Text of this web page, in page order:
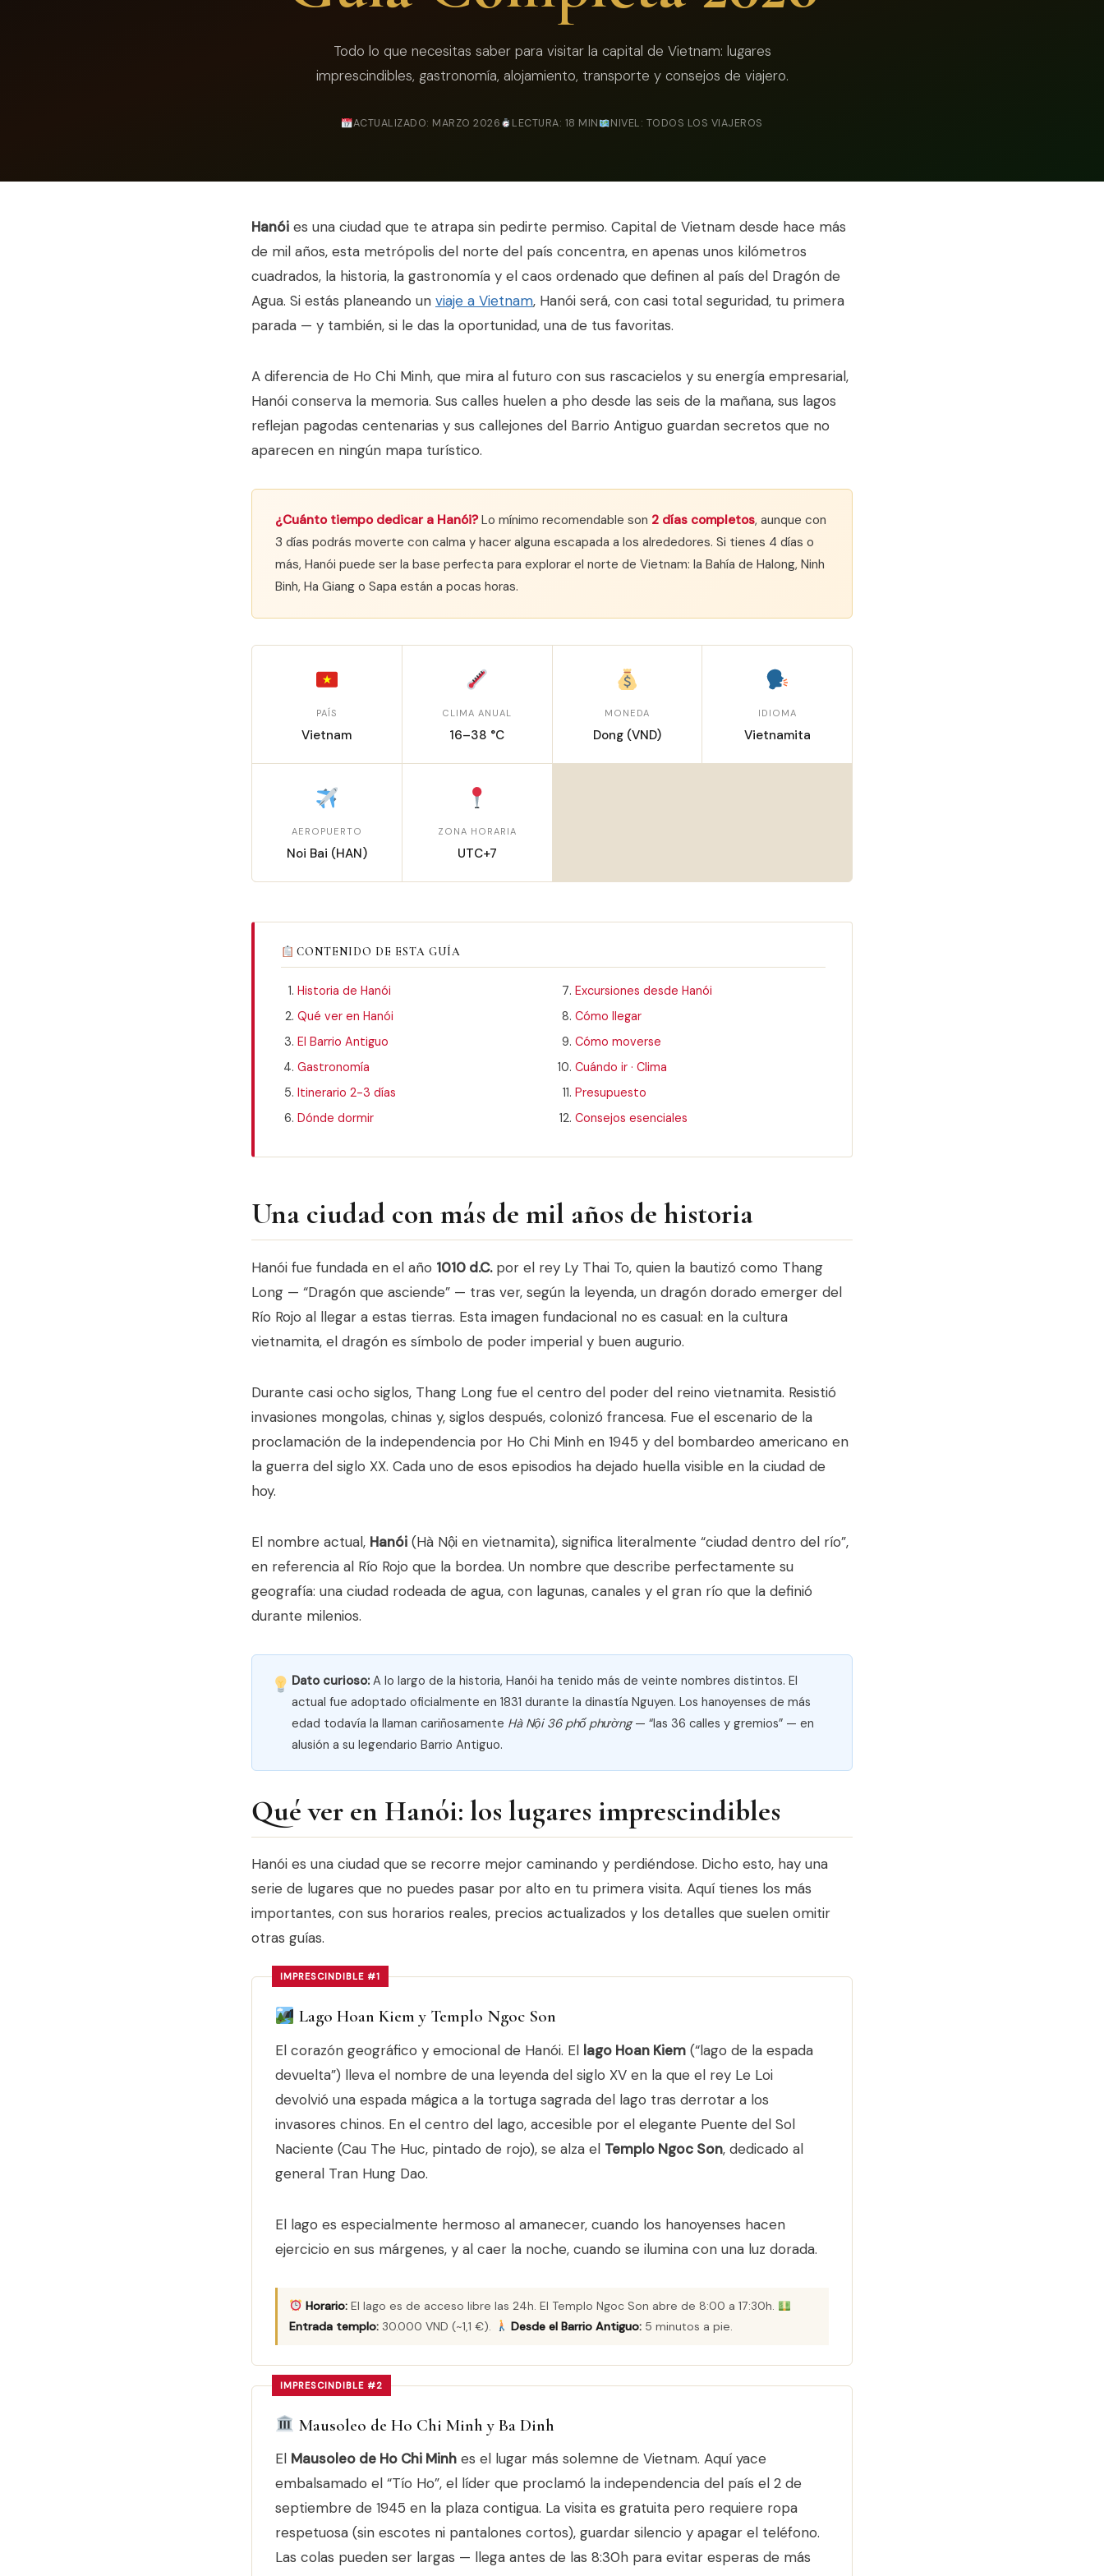
Todo lo que necesitas saber para visitar la capital de Vietnam: lugares
imprescindibles, gastronomía, alojamiento, transporte y consejos de viajero.
ACTUALIZADO: MARZO 2026 LECTURA: 18 MIN NIVEL: TODOS LOS VIAJEROS
Hanói es una ciudad que te atrapa sin pedirte permiso. Capital de Vietnam desde hace más
de mil años, esta metrópolis del norte del país concentra, en apenas unos kilómetros
cuadrados, la historia, la gastronomía y el caos ordenado que definen al país del Dragón de
Agua. Si estás planeando un viaje a Vietnam, Hanói será, con casi total seguridad, tu primera
parada — y también, si le das la oportunidad, una de tus favoritas.
A diferencia de Ho Chi Minh, que mira al futuro con sus rascacielos y su energía empresarial,
Hanói conserva la memoria. Sus calles huelen a pho desde las seis de la mañana, sus lagos
reflejan pagodas centenarias y sus callejones del Barrio Antiguo guardan secretos que no
aparecen en ningún mapa turístico.
¿Cuánto tiempo dedicar a Hanói?Lo mínimo recomendable son 2 días completos, aunque con
3 días podrás moverte con calma y hacer alguna escapada a los alrededores. Si tienes 4 días o
más, Hanói puede ser la base perfecta para explorar el norte de Vietnam: la Bahía de Halong, Ninh
Binh, Ha Giang o Sapa están a pocas horas.
PAÍS
Vietnam
CLIMA ANUAL
16–38 °C
MONEDA
Dong (VND)
IDIOMA
Vietnamita
AEROPUERTO
Noi Bai (HAN)
ZONA HORARIA
UTC+7
CONTENIDO DE ESTA GUÍA
Historia de Hanói
Qué ver en Hanói
El Barrio Antiguo
Gastronomía
Itinerario 2-3 días
Dónde dormir
Excursiones desde Hanói
Cómo llegar
Cómo moverse
Cuándo ir · Clima
Presupuesto
Consejos esenciales
Una ciudad con más de mil años de historia
Hanói fue fundada en el año 1010 d.C.por el rey Ly Thai To, quien la bautizó como Thang
Long — “Dragón que asciende” — tras ver, según la leyenda, un dragón dorado emerger del
Río Rojo al llegar a estas tierras. Esta imagen fundacional no es casual: en la cultura
vietnamita, el dragón es símbolo de poder imperial y buen augurio.
Durante casi ocho siglos, Thang Long fue el centro del poder del reino vietnamita. Resistió
invasiones mongolas, chinas y, siglos después, colonizó francesa. Fue el escenario de la
proclamación de la independencia por Ho Chi Minh en 1945 y del bombardeo americano en
la guerra del siglo XX. Cada uno de esos episodios ha dejado huella visible en la ciudad de
hoy.
El nombre actual, Hanói (Hà Nội en vietnamita), significa literalmente “ciudad dentro del río”,
en referencia al Río Rojo que la bordea. Un nombre que describe perfectamente su
geografía: una ciudad rodeada de agua, con lagunas, canales y el gran río que la definió
durante milenios.
Dato curioso:A lo largo de la historia, Hanói ha tenido más de veinte nombres distintos. El
actual fue adoptado oficialmente en 1831 durante la dinastía Nguyen. Los hanoyenses de más
edad todavía la llaman cariñosamente Hà Nội 36 phố phường— “las 36 calles y gremios” — en
alusión a su legendario Barrio Antiguo.
Qué ver en Hanói: los lugares imprescindibles
Hanói es una ciudad que se recorre mejor caminando y perdiéndose. Dicho esto, hay una
serie de lugares que no puedes pasar por alto en tu primera visita. Aquí tienes los más
importantes, con sus horarios reales, precios actualizados y los detalles que suelen omitir
otras guías.
IMPRESCINDIBLE #1
Lago Hoan Kiem y Templo Ngoc Son
El corazón geográfico y emocional de Hanói. El lago Hoan Kiem (“lago de la espada
devuelta”) lleva el nombre de una leyenda del siglo XV en la que el rey Le Loi
devolvió una espada mágica a la tortuga sagrada del lago tras derrotar a los
invasores chinos. En el centro del lago, accesible por el elegante Puente del Sol
Naciente (Cau The Huc, pintado de rojo), se alza el Templo Ngoc Son, dedicado al
general Tran Hung Dao.
El lago es especialmente hermoso al amanecer, cuando los hanoyenses hacen
ejercicio en sus márgenes, y al caer la noche, cuando se ilumina con una luz dorada.
Horario: El lago es de acceso libre las 24h. El Templo Ngoc Son abre de 8:00 a 17:30h.
Entrada templo: 30.000 VND (~1,1 €). Desde el Barrio Antiguo: 5 minutos a pie.
IMPRESCINDIBLE #2
Mausoleo de Ho Chi Minh y Ba Dinh
El Mausoleo de Ho Chi Minh es el lugar más solemne de Vietnam. Aquí yace
embalsamado el “Tío Ho”, el líder que proclamó la independencia del país el 2 de
septiembre de 1945 en la plaza contigua. La visita es gratuita pero requiere ropa
respetuosa (sin escotes ni pantalones cortos), guardar silencio y apagar el teléfono.
Las colas pueden ser largas — llega antes de las 8:30h para evitar esperas de más